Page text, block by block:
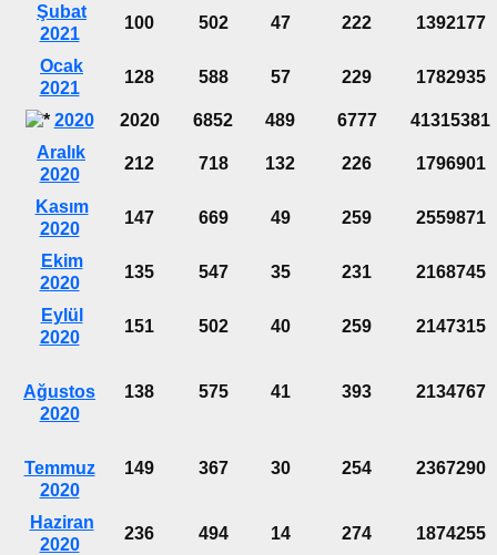
Şubat
2021
100 502 47 222 1392177
Ocak
2021
128 588 57 229 1782935
2020 2020 6852 489 6777
41315381
Aralık
2020
212 718 132 226 1796901
Kasım
2020
147 669 49 259 2559871
Ekim
2020
135 547 35 231 2168745
Eylül
2020
151 502 40 259 2147315
Ağustos
2020
138 575 41 393 2134767
Temmuz
2020
149 367 30 254 2367290
Haziran
2020
236 494 14 274 1874255